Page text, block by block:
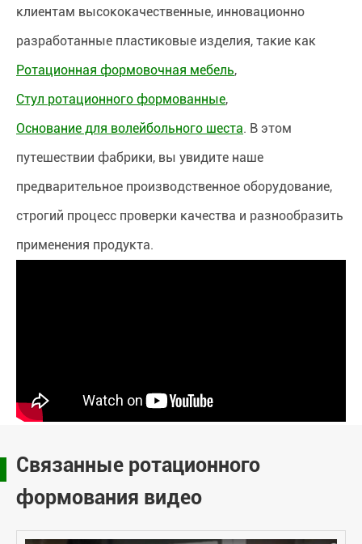
клиентам высококачественные, инновационно
разработанные пластиковые изделия, такие как
Ротационная формовочная мебель,
Стул ротационного формованные,
Основание для волейбольного шеста. В этом
путешествии фабрики, вы увидите наше
предварительное производственное оборудование,
строгий процесс проверки качества и разнообразить
применения продукта.
Связанные ротационного
формования видео